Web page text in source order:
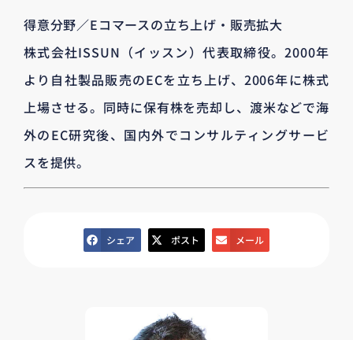
得意分野／Eコマースの立ち上げ・販売拡大
株式会社ISSUN（イッスン）代表取締役。2000年
より自社製品販売のECを立ち上げ、2006年に株式
上場させる。同時に保有株を売却し、渡米などで海
外のEC研究後、国内外でコンサルティングサービ
スを提供。
シェア ポスト メール